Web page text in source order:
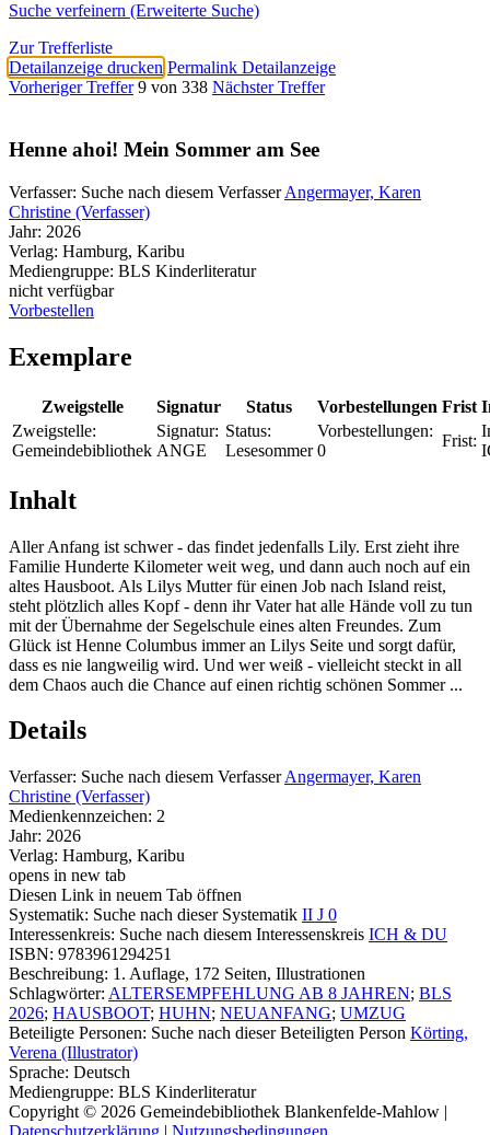
Suche verfeinern (Erweiterte Suche)
Zur Trefferliste
Detailanzeige drucken Permalink Detailanzeige
Vorheriger Treffer 9 von 338 Nächster Treffer
Henne ahoi! Mein Sommer am See
Verfasser: Suche nach diesem Verfasser Angermayer, Karen
Christine (Verfasser)
Jahr: 2026
Verlag: Hamburg, Karibu
Mediengruppe: BLS Kinderliteratur
nicht verfügbar
Vorbestellen
Exemplare
Zweigstelle Signatur Status Vorbestellungen Frist
Zweigstelle:
Gemeindebibliothek
Signatur:
ANGE
Status:
Lesesommer
Vorbestellungen:
0
Frist:
Inhalt
Aller Anfang ist schwer - das findet jedenfalls Lily. Erst zieht ihre
Familie Hunderte Kilometer weit weg, und dann auch noch auf ein
altes Hausboot. Als Lilys Mutter für einen Job nach Island reist,
steht plötzlich alles Kopf - denn ihr Vater hat alle Hände voll zu tun
mit der Übernahme der Segelschule eines alten Freundes. Zum
Glück ist Henne Columbus immer an Lilys Seite und sorgt dafür,
dass es nie langweilig wird. Und wer weiß - vielleicht steckt in all
dem Chaos auch die Chance auf einen richtig schönen Sommer ...
Details
Verfasser: Suche nach diesem Verfasser Angermayer, Karen
Christine (Verfasser)
Medienkennzeichen: 2
Jahr: 2026
Verlag: Hamburg, Karibu
opens in new tab
Diesen Link in neuem Tab öffnen
Systematik: Suche nach dieser Systematik II J 0
Interessenkreis: Suche nach diesem Interessenskreis ICH & DU
ISBN: 9783961294251
Beschreibung: 1. Auflage, 172 Seiten, Illustrationen
Schlagwörter: ALTERSEMPFEHLUNG AB 8 JAHREN; BLS
2026; HAUSBOOT; HUHN; NEUANFANG; UMZUG
Beteiligte Personen: Suche nach dieser Beteiligten Person Körting,
Verena (Illustrator)
Sprache: Deutsch
Mediengruppe: BLS Kinderliteratur
Copyright © 2026 Gemeindebibliothek Blankenfelde-Mahlow |